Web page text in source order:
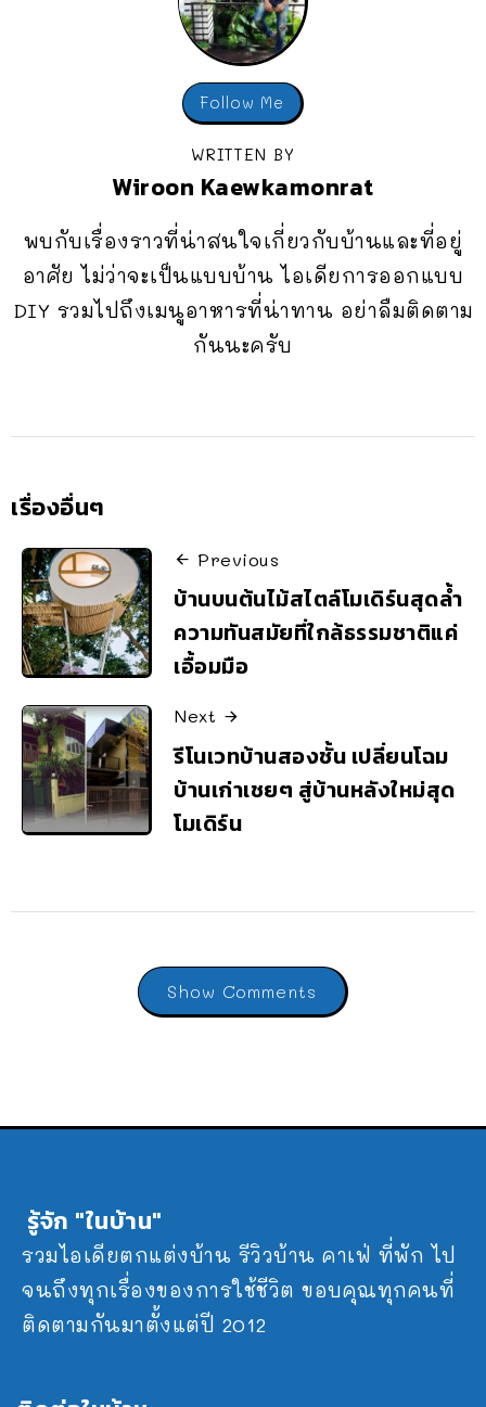
Follow Me
WRITTEN BY
Wiroon Kaewkamonrat
พบกับเรื่องราวที่น่าสนใจเกี่ยวกับบ้านและที่อยู่
อาศัย ไม่ว่าจะเป็นแบบบ้าน ไอเดียการออกแบบ
DIY รวมไปถึงเมนูอาหารที่น่าทาน อย่าลืมติดตาม
กันนะครับ
เรื่องอื่นๆ
Previous
บ้านบนต้นไม้สไตล์โมเดิร์นสุดล้ำ
ความทันสมัยที่ใกล้ธรรมชาติแค่
เอื้อมมือ
Next
รีโนเวทบ้านสองชั้น เปลี่ยนโฉม
บ้านเก่าเชยๆ สู่บ้านหลังใหม่สุด
โมเดิร์น
Show Comments
รู้จัก "ในบ้าน"
รวมไอเดียตกแต่งบ้าน รีวิวบ้าน คาเฟ่ ที่พัก ไป
จนถึงทุกเรื่องของการใช้ชีวิต ขอบคุณทุกคนที่
ติดตามกันมาตั้งแต่ปี 2012